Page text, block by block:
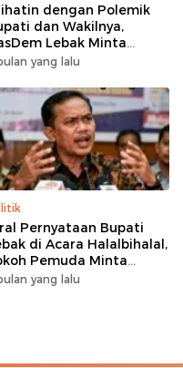
dengan Polemik
dan Wakilnya,
Lebak Minta
Introspeksi
yang lalu
Pernyataan Bupati
di Acara Halalbihalal,
Pemuda Minta
hingga Usul
yang lalu